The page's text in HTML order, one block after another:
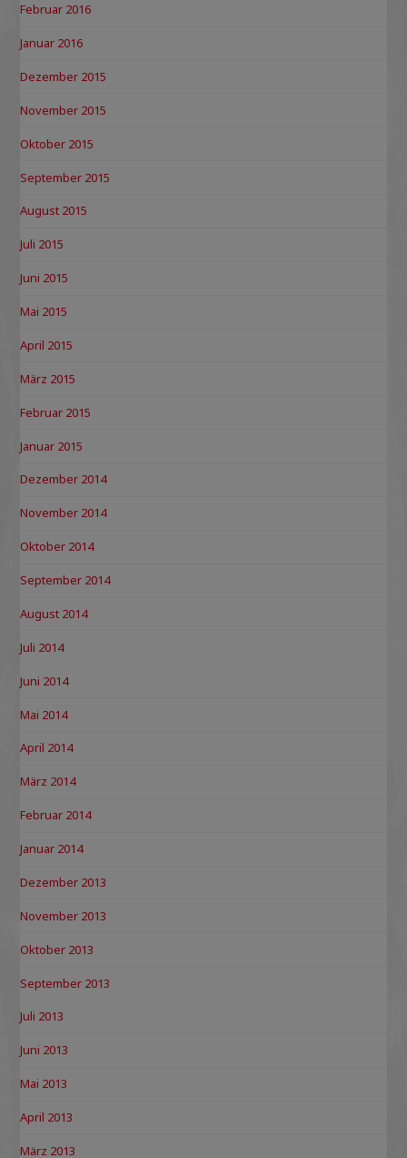
Februar 2016
Januar 2016
Dezember 2015
November 2015
Oktober 2015
September 2015
August 2015
Juli 2015
Juni 2015
Mai 2015
April 2015
März 2015
Februar 2015
Januar 2015
Dezember 2014
November 2014
Oktober 2014
September 2014
August 2014
Juli 2014
Juni 2014
Mai 2014
April 2014
März 2014
Februar 2014
Januar 2014
Dezember 2013
November 2013
Oktober 2013
September 2013
Juli 2013
Juni 2013
Mai 2013
April 2013
März 2013